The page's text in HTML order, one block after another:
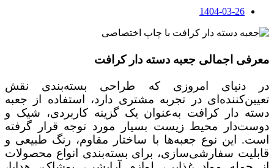
1404-03-26
معرفی اجمالی جعبه دسته دار کرافت
در دنیای امروزی که طراحی بسته‌بندی نقش
تعیین‌کننده‌ای در تجربه مشتری دارد، استفاده از جعبه
دسته دار کرافت به‌عنوان یک گزینه کاربردی، شیک و
دوست‌دار محیط زیست بسیار مورد توجه قرار گرفته
است. این نوع جعبه‌ها با ساختار مقاوم، رنگ طبیعی و
قابلیت سفارشی‌سازی، برای بسته‌بندی انواع محصولات